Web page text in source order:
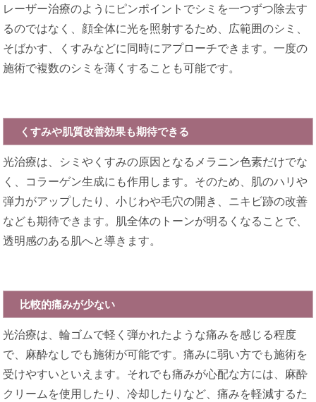
レーザー治療のようにピンポイントでシミを一つずつ除去す
るのではなく、顔全体に光を照射するため、広範囲のシミ、
そばかす、くすみなどに同時にアプローチできます。一度の
施術で複数のシミを薄くすることも可能です。
くすみや肌質改善効果も期待できる
光治療は、シミやくすみの原因となるメラニン色素だけでな
く、コラーゲン生成にも作用します。そのため、肌のハリや
弾力がアップしたり、小じわや毛穴の開き、ニキビ跡の改善
なども期待できます。肌全体のトーンが明るくなることで、
透明感のある肌へと導きます。
比較的痛みが少ない
光治療は、輪ゴムで軽く弾かれたような痛みを感じる程度
で、麻酔なしでも施術が可能です。痛みに弱い方でも施術を
受けやすいといえます。それでも痛みが心配な方には、麻酔
クリームを使用したり、冷却したりなど、痛みを軽減するた